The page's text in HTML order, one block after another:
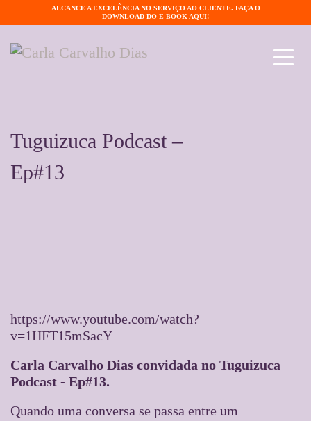
ALCANCE A EXCELÊNCIA NO SERVIÇO AO CLIENTE. FAÇA O
DOWNLOAD DO E-BOOK AQUI!
Tuguizuca Podcast –
Ep#13
https://www.youtube.com/watch?
v=1HFT15mSacY
Carla Carvalho Dias convidada no Tuguizuca
Podcast - Ep#13.
Quando uma conversa se passa entre um